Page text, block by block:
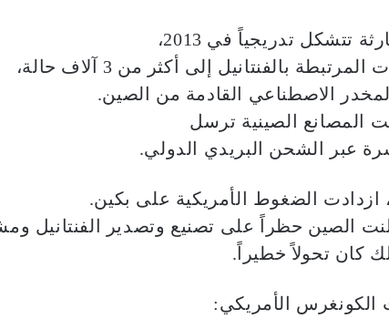
تتشكل تدريجياً في 2013،
بالفنتانيل إلى أكثر من 3 آلاف حالة،
الاصطناعي القادمة من الصين.
المصانع الصينية ترسل
عبر الشحن البريدي الدولي.
ازدادت الضغوط الأمريكية على بكين.
كان تحولاً خطيراً.
الأمريكي: